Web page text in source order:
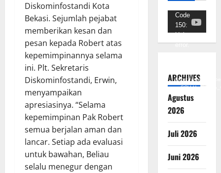
Diskominfostandi Kota
Bekasi. Sejumlah pejabat
memberikan kesan dan
pesan kepada Robert atas
kepemimpinannya selama
ini. Plt. Sekretaris
Diskominfostandi, Erwin,
menyampaikan
apresiasinya. “Selama
kepemimpinan Pak Robert
semua berjalan aman dan
lancar. Setiap ada evaluasi
untuk bawahan, Beliau
selalu menegur dengan
Pemutar
Video
Code
150:
Unknown
error.
https://
ARCHIVES
Agustus
2026
Juli 2026
Juni 2026